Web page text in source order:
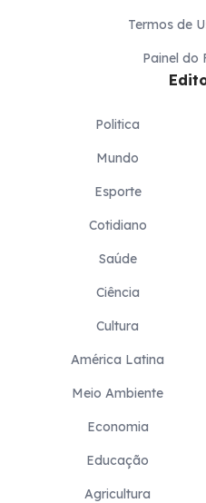
Termos de
Painel do
Politica
Mundo
Esporte
Cotidiano
Saúde
Ciência
Cultura
América Latina
Meio Ambiente
Economia
Educação
Agricultura